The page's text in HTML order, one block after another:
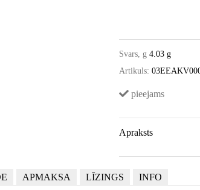
Svars, g 4.03 g
Artikuls:
pieejams
Apraksts
APMAKSA LĪZINGS INFO